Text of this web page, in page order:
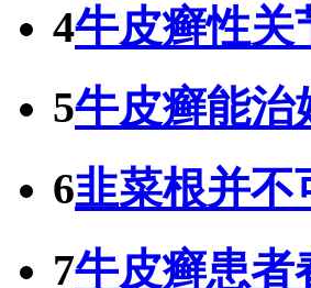
4牛皮癣性关
5牛皮癣能治
6韭菜根并不
7牛皮癣患者